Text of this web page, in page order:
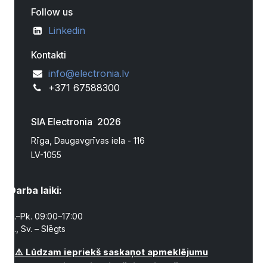
Follow us
Linkedin
Kontakti
info@electronia.lv
+371 67588300
SIA Electronia 2026
Rīga, Daugavgrīvas iela - 116
LV-1055
Darba laiki:
P.–Pk. 09:00–17:00
S., Sv. – Slēgts
⚠️ Lūdzam iepriekš saskaņot apmeklējumu